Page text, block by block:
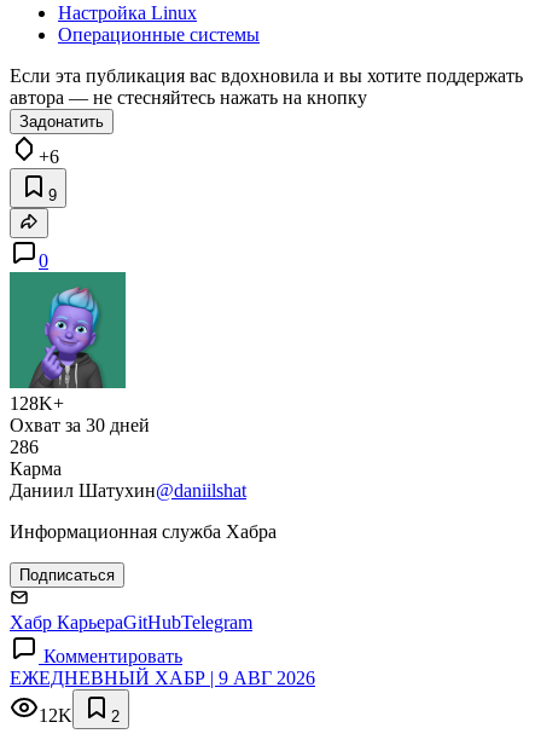
Настройка Linux
Операционные системы
Если эта публикация вас вдохновила и вы хотите поддержать
автора — не стесняйтесь нажать на кнопку
Задонатить
+6
9
0
128K+
Охват за 30 дней
286
Карма
Даниил Шатухин@daniilshat
Информационная служба Хабра
Подписаться
Хабр КарьераGitHubTelegram
Комментировать
ЕЖЕДНЕВНЫЙ ХАБР | 9 АВГ 2026
12K
2